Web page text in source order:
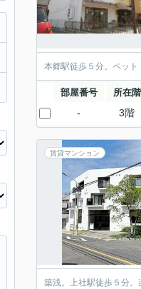
本郷駅徒歩５分。ペット
部屋番号 所在階
- 3階
賃貸マンション
築浅。上社駅徒歩５分